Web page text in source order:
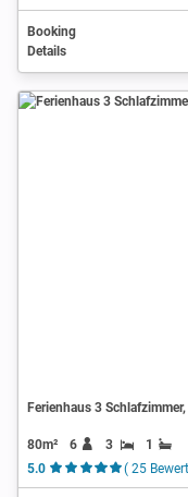
Booking
Details
Ferienhaus 3
80m² 6 3
1
5.0
( 25